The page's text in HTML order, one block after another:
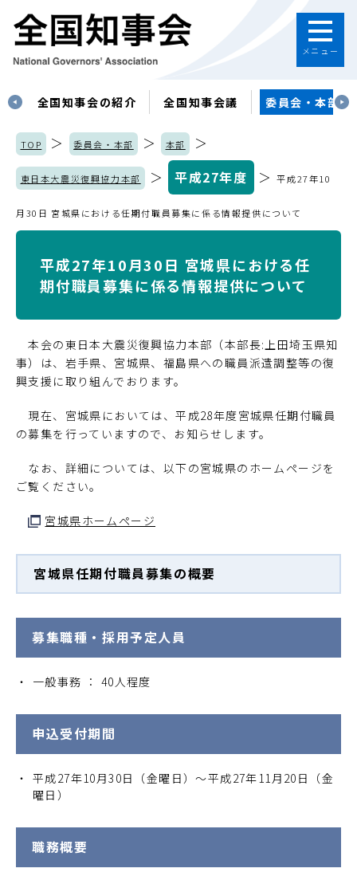
メニュー
全国知事会の紹介 全国知事会議 委員会・本部
TOP ＞ 委員会・本部 ＞ 本部 ＞
東日本大震災復興協力本部 ＞ 平成27年度 ＞平成27年10
月30日 宮城県における任期付職員募集に係る情報提供について
平成27年10月30日 宮城県における任
期付職員募集に係る情報提供について
本会の東日本大震災復興協力本部（本部長:上田埼玉県知
事）は、岩手県、宮城県、福島県への職員派遣調整等の復
興支援に取り組んでおります。
現在、宮城県においては、平成28年度宮城県任期付職員
の募集を行っていますので、お知らせします。
なお、詳細については、以下の宮城県のホームページを
ご覧ください。
宮城県ホームページ
宮城県任期付職員募集の概要
募集職種・採用予定人員
一般事務 ： 40人程度
申込受付期間
平成27年10月30日（金曜日）～平成27年11月20日（金
曜日）
職務概要